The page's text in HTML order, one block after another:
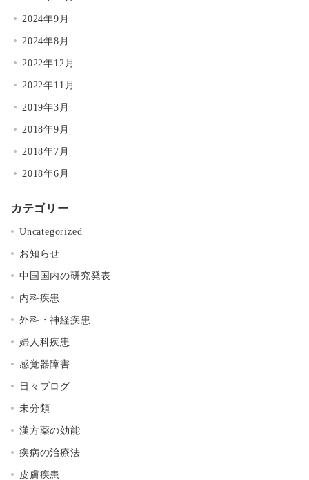
2024年9月
2024年8月
2022年12月
2022年11月
2019年3月
2018年9月
2018年7月
2018年6月
カテゴリー
Uncategorized
お知らせ
中国国内の研究発表
内科疾患
外科・神経疾患
婦人科疾患
感覚器障害
日々ブログ
未分類
漢方薬の効能
疾病の治療法
皮膚疾患